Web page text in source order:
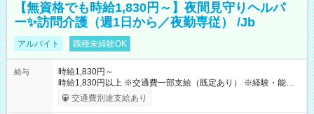
【無資格でも時給1,830円～】夜間見守りヘルパ
ー✨訪問介護（週1日から／夜勤専従） /Jb
アルバイト 職種未経験OK
給与
時給1,830円～
時給1,830円以上 ※交通費一部支給（既定あり） ※経験・能力を
考慮して決定します 【収入例】 週1回勤務の場合：1,830円×8時
間×4回=5万8,560円 週3回勤務の場合：1,830円×8時間×12回
交通費別途支給あり